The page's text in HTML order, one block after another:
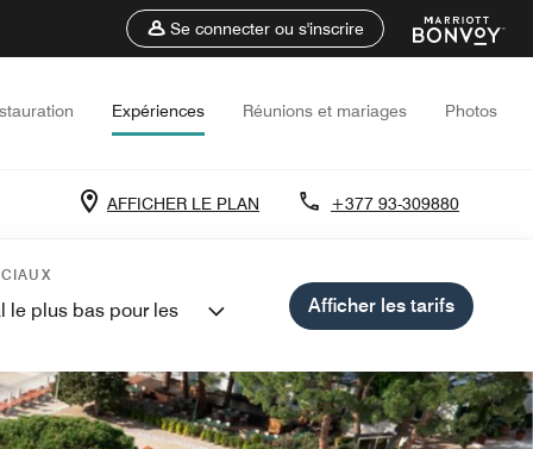
Se connecter ou s'inscrire
Expériences Réunions et mariages Photos
AFFICHER LE PLAN +377 93-309880
le plus bas pour les
Afficher les tarifs